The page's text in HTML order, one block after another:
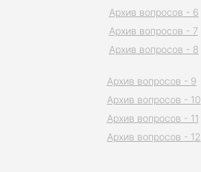
Архив вопросов - 6
Архив вопросов - 7
Архив вопросов - 8
Архив вопросов - 9
Архив вопросов - 10
Архив вопросов - 11
Архив вопросов - 12